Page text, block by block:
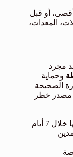
أقصى، أو قبل
المعدات،
مجرد
وحماية
الصحيحة
مصدر خطر
7 أيام